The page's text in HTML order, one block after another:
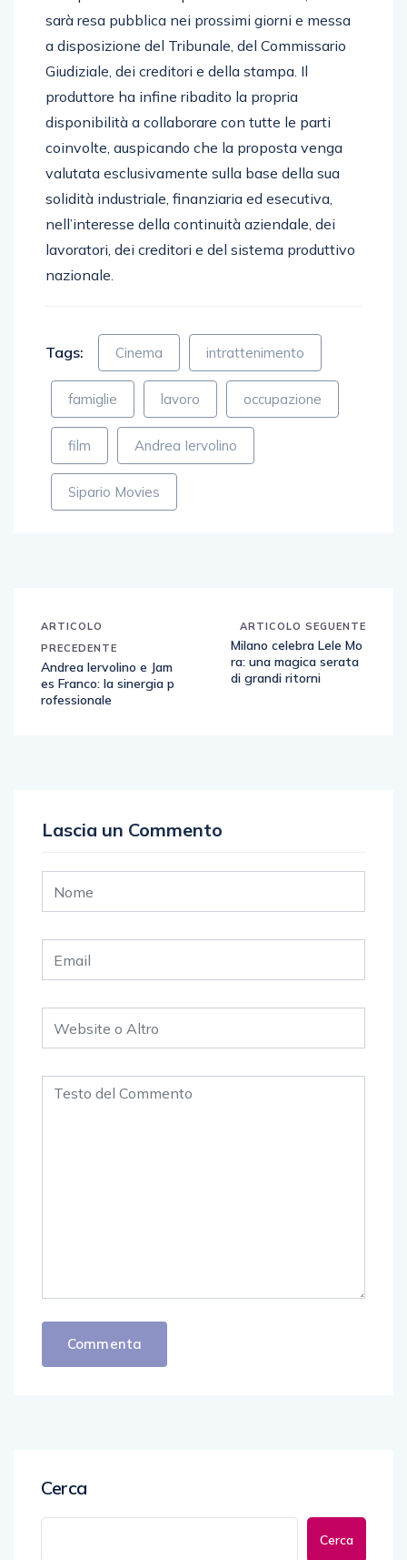
sarà resa pubblica nei prossimi giorni e messa
a disposizione del Tribunale, del Commissario
Giudiziale, dei creditori e della stampa. Il
produttore ha infine ribadito la propria
disponibilità a collaborare con tutte le parti
coinvolte, auspicando che la proposta venga
valutata esclusivamente sulla base della sua
solidità industriale, finanziaria ed esecutiva,
nell’interesse della continuità aziendale, dei
lavoratori, dei creditori e del sistema produttivo
nazionale.
Tags: Cinema intrattenimento
famiglie lavoro occupazione
film Andrea Iervolino
Sipario Movies
ARTICOLO
PRECEDENTE
Andrea Iervolino e Jam
es Franco: la sinergia p
rofessionale
ARTICOLO SEGUENTE
Milano celebra Lele Mo
ra: una magica serata
di grandi ritorni
Lascia un Commento
Cerca
Cerca